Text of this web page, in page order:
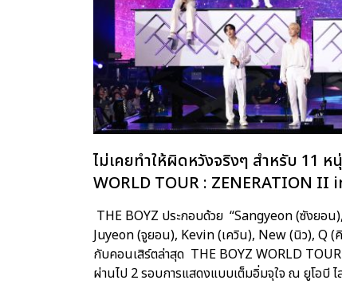
ไม่เคยทำให้ผิดหวังจริงๆ สำหรับ 11
WORLD TOUR : ZENERATION II
THE BOYZ ประกอบด้วย “Sangyeon (ซังยอ
Juyeon (จูยอน), Kevin (เควิน), New (นิว), Q
กับคอนเสิร์ตล่าสุด THE BOYZ WORLD
ผ่านไป 2 รอบการแสดงแบบเต็มอิ่มจุใจ ณ ยูโอบี